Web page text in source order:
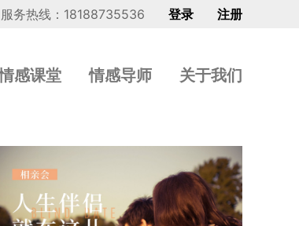
服务热线：18188735536 登录 注册
感课堂 情感导师 关于我们